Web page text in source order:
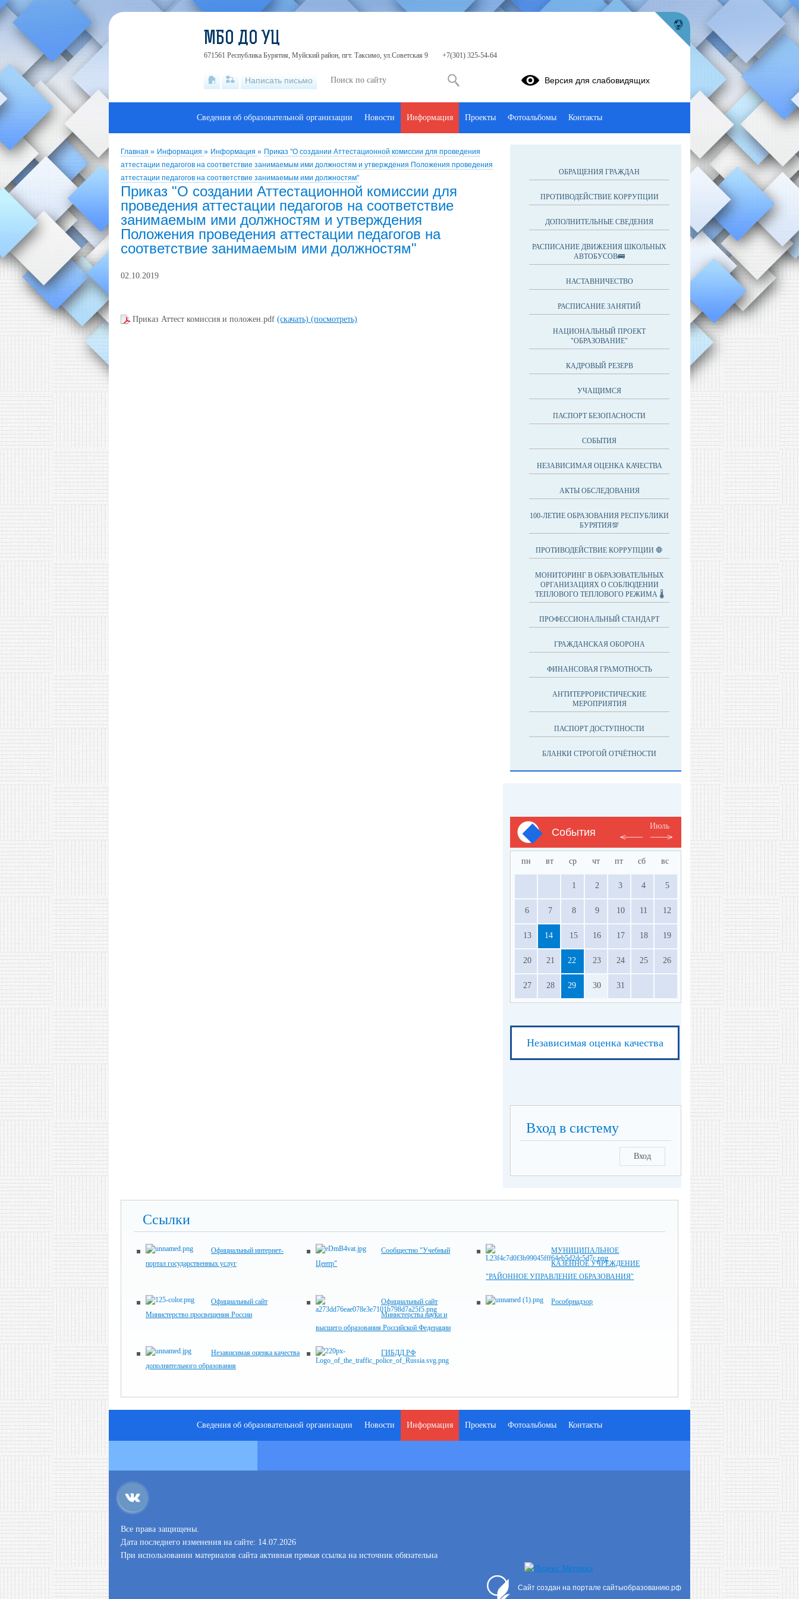
Главная » Информация » Информация » Приказ "О создании Аттестационной комиссии для проведения
аттестации педагогов на соответствие занимаемым ими должностям и утверждения Положения проведения
аттестации педагогов на соответствие занимаемым ими должностям"
Приказ "О создании Аттестационной комиссии для
проведения аттестации педагогов на соответствие
занимаемым ими должностям и утверждения
Положения проведения аттестации педагогов на
соответствие занимаемым ими должностям"
02.10.2019
Приказ Аттест комиссия и положен.pdf (скачать) (посмотреть)
ОБРАЩЕНИЯ ГРАЖДАН
ПРОТИВОДЕЙСТВИЕ КОРРУПЦИИ
ДОПОЛНИТЕЛЬНЫЕ СВЕДЕНИЯ
РАСПИСАНИЕ ДВИЖЕНИЯ ШКОЛЬНЫХ
АВТОБУСОВ🚌
НАСТАВНИЧЕСТВО
РАСПИСАНИЕ ЗАНЯТИЙ
НАЦИОНАЛЬНЫЙ ПРОЕКТ
"ОБРАЗОВАНИЕ"
КАДРОВЫЙ РЕЗЕРВ
УЧАЩИМСЯ
ПАСПОРТ БЕЗОПАСНОСТИ
СОБЫТИЯ
НЕЗАВИСИМАЯ ОЦЕНКА КАЧЕСТВА
АКТЫ ОБСЛЕДОВАНИЯ
100-ЛЕТИЕ ОБРАЗОВАНИЯ РЕСПУБЛИКИ
БУРЯТИЯ💯
ПРОТИВОДЕЙСТВИЕ КОРРУПЦИИ 🛑
МОНИТОРИНГ В ОБРАЗОВАТЕЛЬНЫХ
ОРГАНИЗАЦИЯХ О СОБЛЮДЕНИИ
ТЕПЛОВОГО ТЕПЛОВОГО РЕЖИМА 🌡
ПРОФЕССИОНАЛЬНЫЙ СТАНДАРТ
ГРАЖДАНСКАЯ ОБОРОНА
ФИНАНСОВАЯ ГРАМОТНОСТЬ
АНТИТЕРРОРИСТИЧЕСКИЕ
МЕРОПРИЯТИЯ
ПАСПОРТ ДОСТУПНОСТИ
БЛАНКИ СТРОГОЙ ОТЧЁТНОСТИ
События
Июль
пн вт ср чт пт сб вс
1 2 3 4 5
6 7 8 9 10 11 12
13 14 15 16 17 18 19
20 21 22 23 24 25 26
27 28 29 30 31
Независимая оценка качества
Вход в систему
Вход
Ссылки
Официальный интернет-
портал государственных услуг
Сообщестно "Учебный
Центр"
МУНИЦИПАЛЬНОЕ
КАЗЕННОЕ УЧРЕЖДЕНИЕ
"РАЙОННОЕ УПРАВЛЕНИЕ ОБРАЗОВАНИЯ"
Официальный сайт
Министерство просвещения России
Официальный сайт
Министерства науки и
высшего образования Российской Федерации
Рособрнадзор
Независимая оценка качества
дополнительного образования
ГИБДД.РФ
МБО ДО УЦ
671561 Республика Бурятия, Муйский район, пгт. Таксимо, ул.Советская 9 +7(301) 325-54-64
Написать письмо Версия для слабовидящих
Сведения об образовательной организации Новости Информация Проекты Фотоальбомы Контакты
Сведения об образовательной организации Новости Информация Проекты Фотоальбомы Контакты
Все права защищены.
Дата последнего изменения на сайте: 14.07.2026
При использовании материалов сайта активная прямая ссылка на источник обязательна
Сайт создан на портале сайтыобразованию.рф